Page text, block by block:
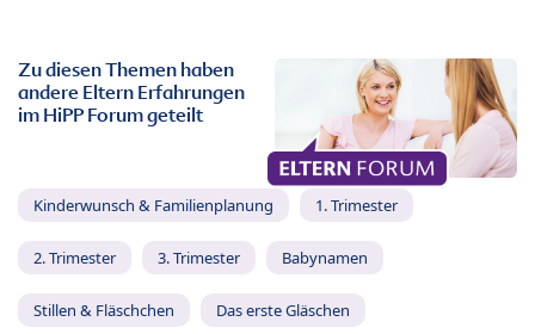
Zu diesen Themen haben
andere Eltern Erfahrungen
im HiPP Forum geteilt
Kinderwunsch & Familienplanung 1. Trimester
2. Trimester 3. Trimester Babynamen
Stillen & Fläschchen Das erste Gläschen